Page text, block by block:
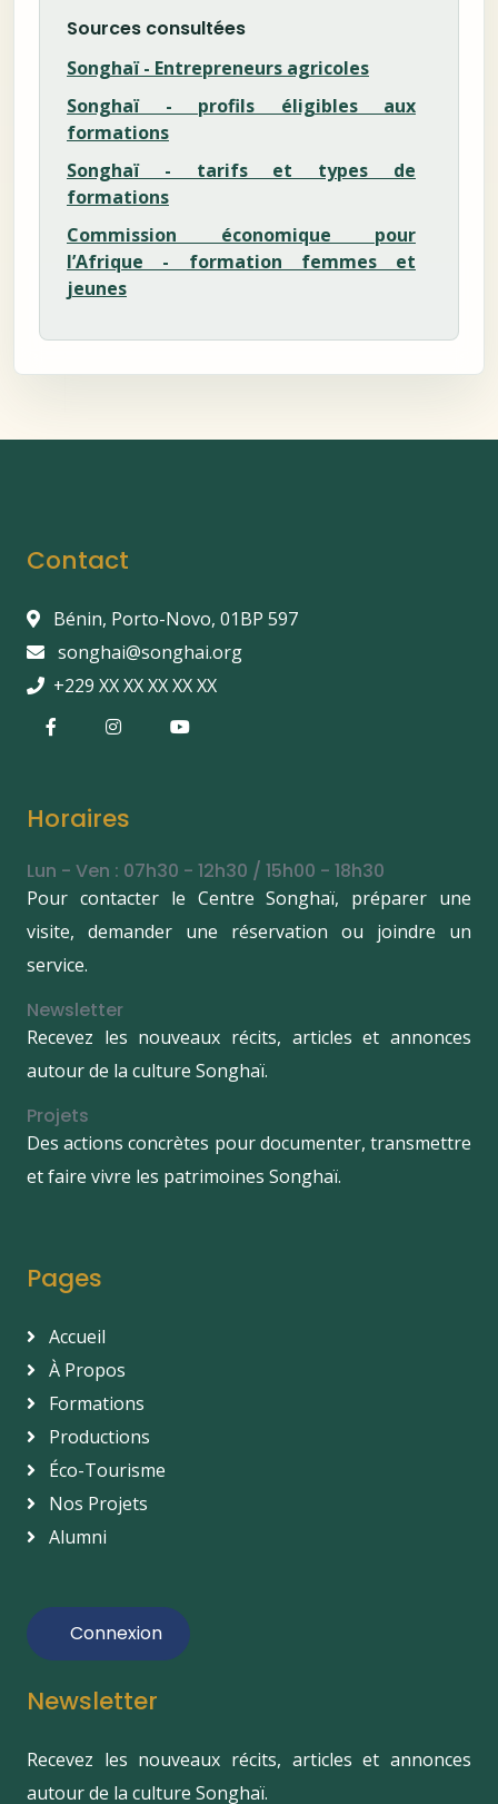
Sources consultées
Songhaï - Entrepreneurs agricoles
Songhaï - profils éligibles aux
formations
Songhaï - tarifs et types de
formations
Commission économique pour
l’Afrique - formation femmes et
jeunes
Contact
Bénin, Porto-Novo, 01BP 597
songhai@songhai.org
+229 XX XX XX XX XX
Horaires
Lun - Ven : 07h30 - 12h30 / 15h00 - 18h30
Pour contacter le Centre Songhaï, préparer une
visite, demander une réservation ou joindre un
service.
Newsletter
Recevez les nouveaux récits, articles et annonces
autour de la culture Songhaï.
Projets
Des actions concrètes pour documenter, transmettre
et faire vivre les patrimoines Songhaï.
Pages
Accueil
À Propos
Formations
Productions
Éco-Tourisme
Nos Projets
Alumni
Connexion
Newsletter
Recevez les nouveaux récits, articles et annonces
autour de la culture Songhaï.